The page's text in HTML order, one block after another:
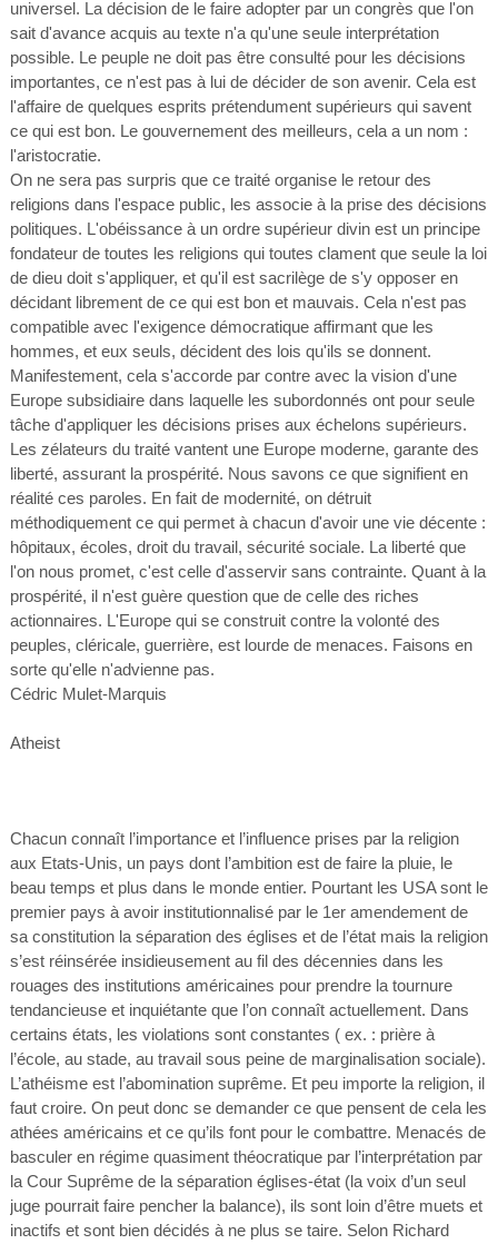
universel. La décision de le faire adopter par un congrès que l'on
sait d'avance acquis au texte n'a qu'une seule interprétation
possible. Le peuple ne doit pas être consulté pour les décisions
importantes, ce n'est pas à lui de décider de son avenir. Cela est
l'affaire de quelques esprits prétendument supérieurs qui savent
ce qui est bon. Le gouvernement des meilleurs, cela a un nom :
l'aristocratie.
On ne sera pas surpris que ce traité organise le retour des
religions dans l'espace public, les associe à la prise des décisions
politiques. L'obéissance à un ordre supérieur divin est un principe
fondateur de toutes les religions qui toutes clament que seule la loi
de dieu doit s'appliquer, et qu'il est sacrilège de s'y opposer en
décidant librement de ce qui est bon et mauvais. Cela n'est pas
compatible avec l'exigence démocratique affirmant que les
hommes, et eux seuls, décident des lois qu'ils se donnent.
Manifestement, cela s'accorde par contre avec la vision d'une
Europe subsidiaire dans laquelle les subordonnés ont pour seule
tâche d'appliquer les décisions prises aux échelons supérieurs.
Les zélateurs du traité vantent une Europe moderne, garante des
liberté, assurant la prospérité. Nous savons ce que signifient en
réalité ces paroles. En fait de modernité, on détruit
méthodiquement ce qui permet à chacun d'avoir une vie décente :
hôpitaux, écoles, droit du travail, sécurité sociale. La liberté que
l'on nous promet, c'est celle d'asservir sans contrainte. Quant à la
prospérité, il n'est guère question que de celle des riches
actionnaires. L'Europe qui se construit contre la volonté des
peuples, cléricale, guerrière, est lourde de menaces. Faisons en
sorte qu'elle n'advienne pas.
Cédric Mulet-Marquis
Atheist
Chacun connaît l’importance et l’influence prises par la religion
aux Etats-Unis, un pays dont l’ambition est de faire la pluie, le
beau temps et plus dans le monde entier. Pourtant les USA sont le
premier pays à avoir institutionnalisé par le 1er amendement de
sa constitution la séparation des églises et de l’état mais la religion
s’est réinsérée insidieusement au fil des décennies dans les
rouages des institutions américaines pour prendre la tournure
tendancieuse et inquiétante que l’on connaît actuellement. Dans
certains états, les violations sont constantes ( ex. : prière à
l’école, au stade, au travail sous peine de marginalisation sociale).
L’athéisme est l’abomination suprême. Et peu importe la religion, il
faut croire. On peut donc se demander ce que pensent de cela les
athées américains et ce qu’ils font pour le combattre. Menacés de
basculer en régime quasiment théocratique par l’interprétation par
la Cour Suprême de la séparation églises-état (la voix d’un seul
juge pourrait faire pencher la balance), ils sont loin d’être muets et
inactifs et sont bien décidés à ne plus se taire. Selon Richard